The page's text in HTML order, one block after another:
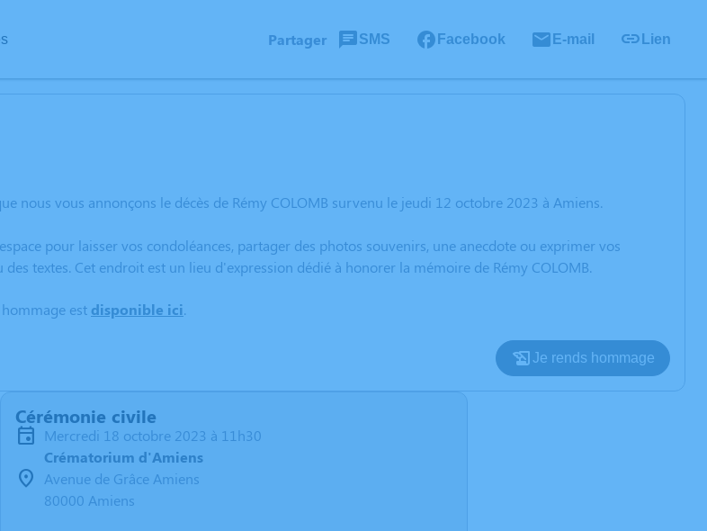
Partager SMS Facebook E-mail Lien
nous vous annonçons le décès de Rémy COLOMB survenu le jeudi 12 octobre 2023 à Amiens.
pour laisser vos condoléances, partager des photos souvenirs, une anecdote ou exprimer vos
des textes. Cet endroit est un lieu d'expression dédié à honorer la mémoire de Rémy COLOMB.
est disponible ici.
Je rends hommage
Cérémonie civile
mercredi 18 octobre 2023 à 11h30
Crématorium d'Amiens
Avenue de Grâce Amiens
80000 Amiens